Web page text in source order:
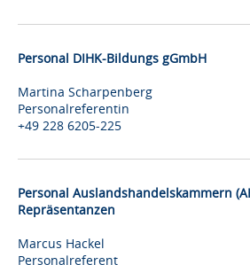
Personal DIHK-Bildungs gGmbH
Martina Scharpenberg
Personalreferentin
+49 228 6205-225
Personal Auslandshandelskammern
Repräsentanzen
Marcus Hackel
Personalreferent